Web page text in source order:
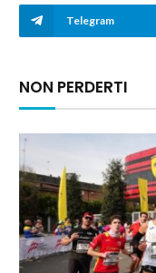
Telegram
NON PERDERTI